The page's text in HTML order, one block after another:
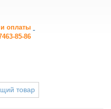
оплаты
85-86
товар